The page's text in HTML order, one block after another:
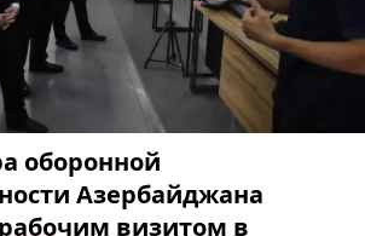
оборонной
Азербайджана
визитом в